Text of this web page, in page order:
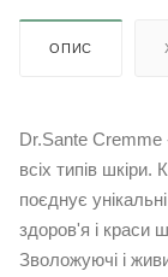
ОПИС
Dr.Sante Cremme
всіх типів
поєднує
здоров'я і краси
Зволожуючі і